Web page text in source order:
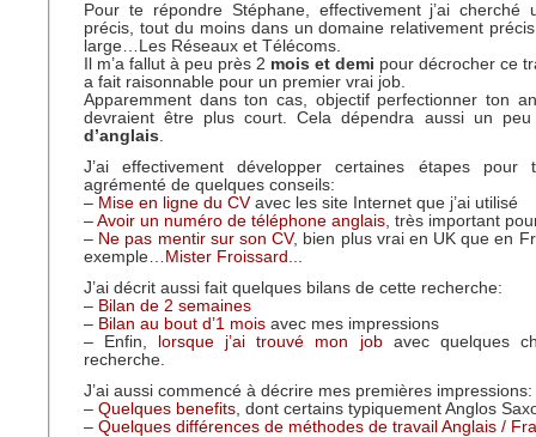
Pour te répondre Stéphane, effectivement j’ai cherché
précis, tout du moins dans un domaine relativement
large…Les Réseaux et Télécoms.
Il m’a fallut à peu près 2 mois et demi pour décrocher ce
a fait raisonnable pour un premier vrai job.
Apparemment dans ton cas, objectif perfectionner ton
devraient être plus court. Cela dépendra aussi un
d’anglais.
J’ai effectivement développer certaines étapes pour
agrémenté de quelques conseils:
– Mise en ligne du CVavec les site Internet que j’ai utilisé
– Avoir un numéro de téléphone anglais, très important
– Ne pas mentir sur son CV, bien plus vrai en UK que en
exemple… Mister Froissard...
J’ai décrit aussi fait quelques bilans de cette recherche:
– Bilan de 2 semaines
– Bilan au bout d’1 mois avec mes impressions
– Enfin,
lorsque j’ai trouvé mon job avec quelques
recherche.
J’ai aussi commencé à décrire mes premières impressions:
– Quelques benefits, dont certains typiquement Anglos
– Quelques différences de méthodes de travail Anglais /